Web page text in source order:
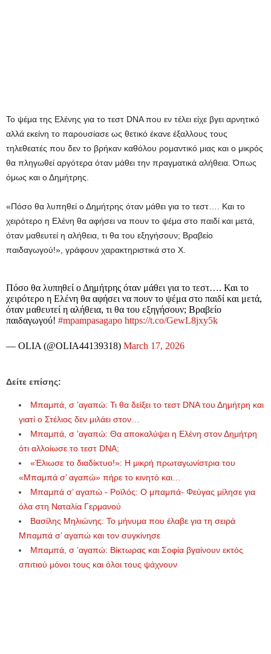
Το ψέμα της Ελένης για το τεστ DNA που εν τέλει είχε βγει αρνητικό
αλλά εκείνη το παρουσίασε ως θετικό έκανε έξαλλους τους
τηλεθεατές που δεν το βρήκαν καθόλου ρομαντικό μιας και ο μικρός
θα πληγωθεί αργότερα όταν μάθει την πραγματικά αλήθεια. Όπως
όμως και ο Δημήτρης.
«Πόσο θα λυπηθεί ο Δημήτρης όταν μάθει για το τεστ…. Και το
χειρότερο η Ελένη θα αφήσει να πουν το ψέμα στο παιδί και μετά,
όταν μαθευτεί η αλήθεια, τι θα του εξηγήσουν; Βραβείο
παιδαγωγού!», γράφουν χαρακτηριστικά στο Χ.
Πόσο θα λυπηθεί ο Δημήτρης όταν μάθει για το τεστ…. Και το
χειρότερο η Ελένη θα αφήσει να πουν το ψέμα στο παιδί και μετά,
όταν μαθευτεί η αλήθεια, τι θα του εξηγήσουν; Βραβείο
παιδαγωγού! #mpampasagapo https://t.co/GewL8jxy5k
— OLIA (@OLIA44139318) March 17, 2026
Δείτε επίσης:
Μπαμπά, σ ’αγαπώ: Τι θα δείξει το τεστ DNA του Δημήτρη και
γιατί ο Στέλιος δεν μιλάει στον…
Μπαμπά, σ ’αγαπώ: Θα αποκαλύψει η Ελένη στον Δημήτρη
ότι αλλοίωσε το τεστ DNA;
«Έλιωσε το διαδίκτυο!»: Η μικρή πρωταγωνίστρια του
«Μπαμπά σ’ αγαπώ» πήρε το κινητό και…
Μπαμπά σ’ αγαπώ - Ροϊλός: Ο μπαμπά- Φεύγας μίλησε για
όλα στη Ναταλία Γερμανού
Βασίλης Μηλιώνης: Το μήνυμα που έλαβε για τη σειρά
Μπαμπά σ’ αγαπώ και τον συγκίνησε
Μπαμπά, σ ’αγαπώ: Βίκτωρας και Σοφία βγαίνουν εκτός
σπιτιού μόνοι τους και όλοι τους ψάχνουν